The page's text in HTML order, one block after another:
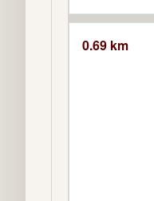
0.69 km